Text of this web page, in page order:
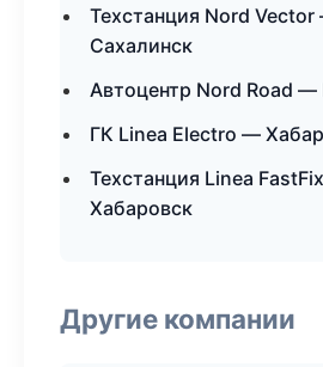
Техстанция Nord
Сахалинск
Автоцентр Nord Road —
ГК Linea Electro —
Техстанция Linea
Хабаровск
Другие компании